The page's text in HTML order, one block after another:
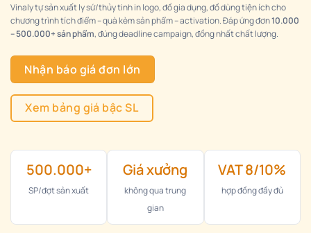
Vinaly tự sản xuất ly sứ/thủy tinh in logo, đồ gia dụng, đồ dùng tiện ích cho
chương trình tích điểm – quà kèm sản phẩm – activation. Đáp ứng đơn10.000
– 500.000+ sản phẩm, đúng deadline campaign, đồng nhất chất lượng.
Nhận báo giá đơn lớn
Xem bảng giá bậc SL
500.000+
SP/đợt sản xuất
Giá xưởng
không qua trung
gian
VAT 8/10%
hợp đồng đầy đủ